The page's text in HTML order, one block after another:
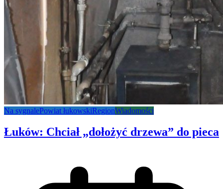
Na sygnalePowiat łukowskiRegionWiadomości
Łuków: Chciał „dołożyć drzewa” do pieca